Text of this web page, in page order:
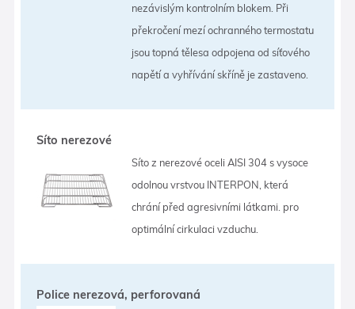
nezávislým kontrolním blokem. Při
překročení mezí ochranného termostatu
jsou topná tělesa odpojena od síťového
napětí a vyhřívání skříně je zastaveno.
Síto nerezové
Síto z nerezové oceli AISI 304 s vysoce
odolnou vrstvou INTERPON, která
chrání před agresivními látkami. pro
optimální cirkulaci vzduchu.
Police nerezová, perforovaná